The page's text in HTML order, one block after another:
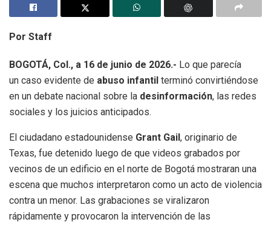
Por Staff
BOGOTÁ, Col., a 16 de junio de 2026.- Lo que parecía
un caso evidente de abuso infantil terminó convirtiéndose
en un debate nacional sobre la desinformación, las redes
sociales y los juicios anticipados.
El ciudadano estadounidense Grant Gail, originario de
Texas, fue detenido luego de que videos grabados por
vecinos de un edificio en el norte de Bogotá mostraran una
escena que muchos interpretaron como un acto de violencia
contra un menor. Las grabaciones se viralizaron
rápidamente y provocaron la intervención de las